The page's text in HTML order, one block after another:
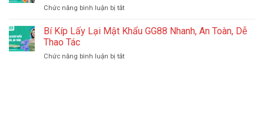
Lớn
Tục
–
Chơi
Tại
Chức năng bình luận bị tắtở
Mãi
Cho
Viên
Bí Kíp Lấy Lại Mật Khẩu GG88 Nhanh, An Toàn, Dễ
Thao Tác
Chức năng bình luận bị tắtở